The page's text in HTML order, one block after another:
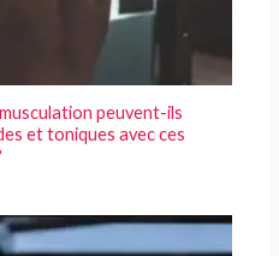
peuvent-ils
et toniques avec ces